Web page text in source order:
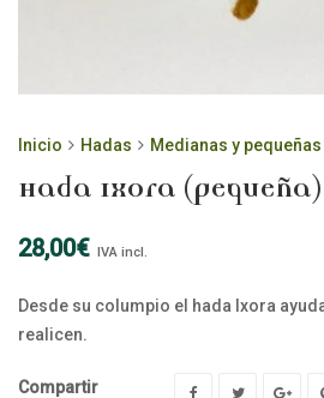
Inicio Hadas Medianas y pequeñas
Hada Ixora (pequeña)
28,00€ IVA incl.
Desde su columpio el hada Ixora
realicen.
Compartir